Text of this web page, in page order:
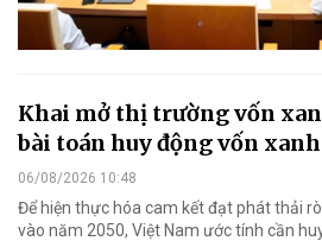
Khai mở thị trường vốn
bài toán huy động vốn xanh
06/08/2026 10:48
Để hiện thực hóa cam kết đạt phát thải
vào năm 2050, Việt Nam ước tính cần